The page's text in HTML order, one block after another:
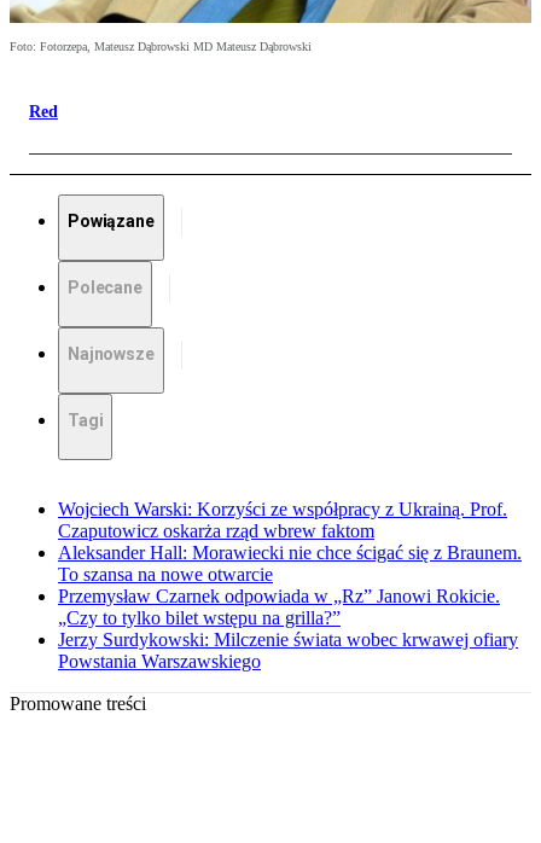
Foto: Fotorzepa, Mateusz Dąbrowski MD Mateusz Dąbrowski
Red
Powiązane
Polecane
Najnowsze
Tagi
Wojciech Warski: Korzyści ze współpracy z Ukrainą. Prof.
Czaputowicz oskarża rząd wbrew faktom
Aleksander Hall: Morawiecki nie chce ścigać się z Braunem.
To szansa na nowe otwarcie
Przemysław Czarnek odpowiada w „Rz” Janowi Rokicie.
„Czy to tylko bilet wstępu na grilla?”
Jerzy Surdykowski: Milczenie świata wobec krwawej ofiary
Powstania Warszawskiego
Promowane treści